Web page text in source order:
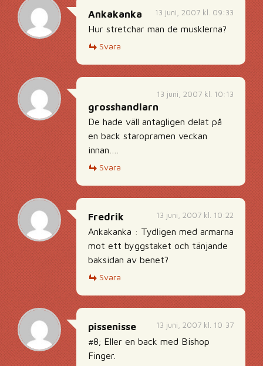
13 juni, 2007 kl. 09:33
Ankakanka
Hur stretchar man de musklerna?
Svara
13 juni, 2007 kl. 10:13
grosshandlarn
De hade väll antagligen delat på
en back staropramen veckan
innan….
Svara
13 juni, 2007 kl. 10:22
Fredrik
Ankakanka : Tydligen med armarna
mot ett byggstaket och tänjande
baksidan av benet?
Svara
13 juni, 2007 kl. 10:37
pissenisse
#8; Eller en back med Bishop
Finger.